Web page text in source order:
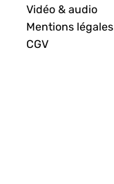
Vidéo & audio
Mentions légales
CGV